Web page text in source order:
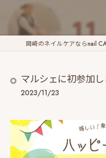
マルシェに初参加
2023/11/23